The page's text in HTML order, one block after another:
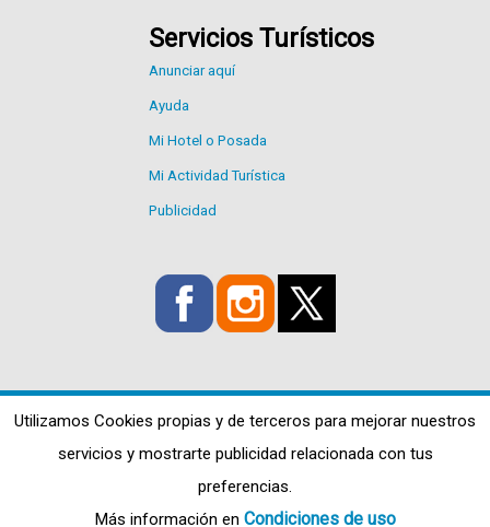
Servicios Turísticos
Anunciar aquí
Ayuda
Mi Hotel o Posada
Mi Actividad Turística
Publicidad
Utilizamos Cookies propias y de terceros para mejorar nuestros
servicios y mostrarte publicidad relacionada con tus
preferencias.
Más información en Condiciones de uso